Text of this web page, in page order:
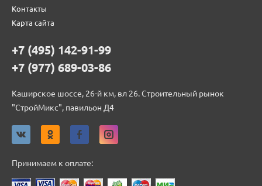
Контакты
Карта сайта
+7 (495) 142-91-99
+7 (977) 689-03-86
Каширское шоссе, 26-й км, вл 26. Строительный рынок
"СтройМикс", павильон Д4
Принимаем к оплате: